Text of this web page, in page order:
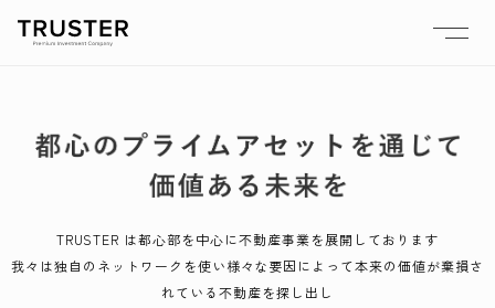
TRUSTER は都心部を中心に不動産事業を展開しております
我々は独自のネットワークを使い様々な要因によって本来の価値が棄損さ
れている不動産を探し出し